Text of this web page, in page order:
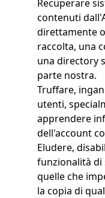
Recuperare
contenuti
direttamente
raccolta, una
una directory
parte nostra.
Truffare,
utenti,
apprendere
dell'account
Eludere,
funzionalità di
quelle che
la copia di